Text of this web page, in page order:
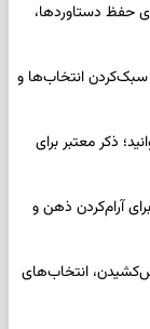
۱۴۰۵ | کارت‌هایی برای حفظ دستاوردها،
مرداد ۱۴۰۵ | روزی برای سبک‌کردن انتخاب‌ها و
ذکر معتبر برای
۱۴۰۵ | پیام‌هایی برای آرام‌کردن ذهن و
۱۴۰۵ | روزی برای نفس‌کشیدن، انتخاب‌های